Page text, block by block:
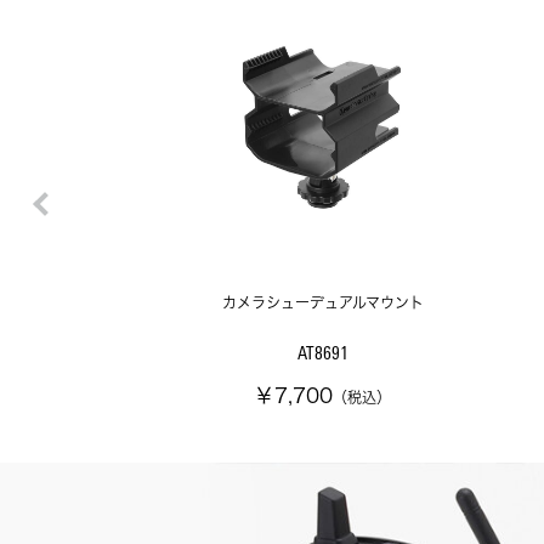
カメラシューデュアルマウント
AT8691
￥7,700 （税込）